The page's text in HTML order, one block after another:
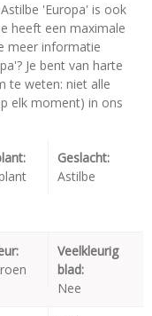
'Europa' is ook
heeft een maximale
meer informatie
Je bent van harte
te weten: niet alle
elk moment) in ons
Geslacht:
Astilbe
Veelkleurig
blad:
Nee